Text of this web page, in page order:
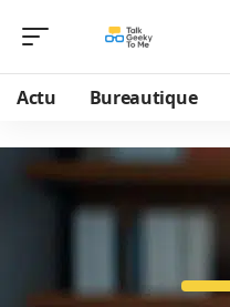
Actu Bureautique